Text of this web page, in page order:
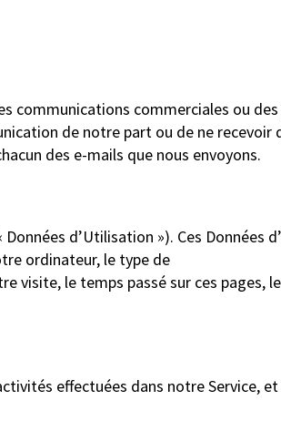
communications commerciales ou
de notre part ou de ne recevoir
des e-mails que nous envoyons.
d’Utilisation »). Ces Données
ordinateur, le type de
visite, le temps passé sur ces pages,
effectuées dans notre Service, et